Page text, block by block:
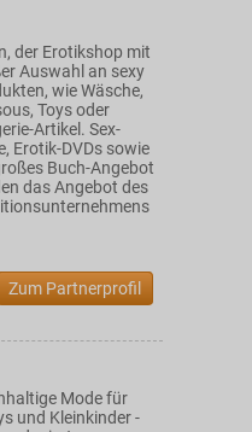
der Erotikshop mit
Auswahl an sexy
wie Wäsche,
Toys oder
Artikel. Sex-
Erotik-DVDs sowie
Buch-Angebot
das Angebot des
Zum Partnerprofil
Mode für
und Kleinkinder -